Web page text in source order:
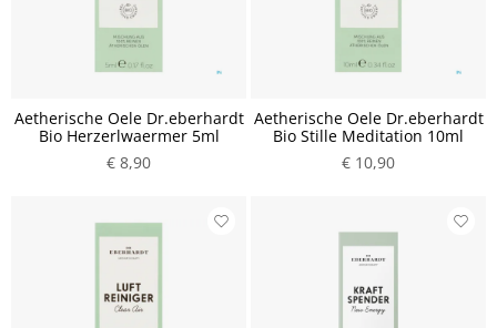
Aetherische Oele Dr.eberhardt
Bio Herzerlwaermer 5ml
€ 8,90
Aetherische Oele Dr.eberhardt
Bio Stille Meditation 10ml
€ 10,90